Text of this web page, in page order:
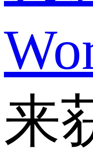
来